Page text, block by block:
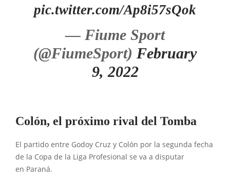
pic.twitter.com/Ap8i57sQok
— Fiume Sport
(@FiumeSport) February
9, 2022
Colón, el próximo rival del Tomba
El partido entre Godoy Cruz y Colón por la segunda fecha
de la Copa de la Liga Profesional se va a disputar
en Paraná.